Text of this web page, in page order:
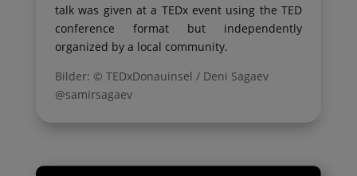
talk was given at a TEDx event using the TED
conference format but independently
organized by a local community.
Bilder: © TEDxDonauinsel / Deni Sagaev
@samirsagaev